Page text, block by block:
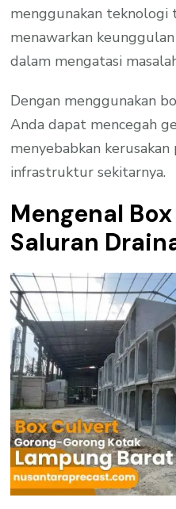
menggunakan
menawarkan
dalam mengatasi
Dengan menggunakan
Anda dapat mencegah
menyebabkan kerusakan
infrastruktur sekitarnya.
Mengenal
Saluran